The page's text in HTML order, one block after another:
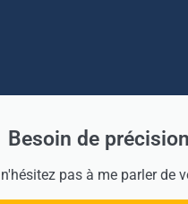
Besoin de
pas à me parler de